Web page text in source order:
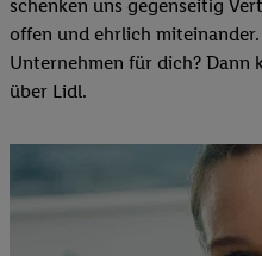
schenken uns gegenseitig
offen und ehrlich
Unternehmen für dich? Dann
über Lidl.